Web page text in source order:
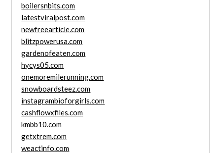
boilersnbits.com
latestviralpost.com
newfreearticle.com
blitzpowerusa.com
gardenofeaten.com
hycys05.com
onemoremilerunning.com
snowboardsteez.com
instagrambioforgirls.com
cashflowxfiles.com
kmbb10.com
getxtrem.com
weactinfo.com